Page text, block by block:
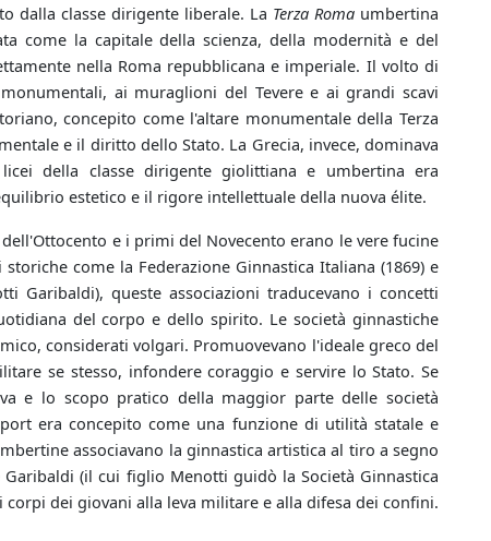
dalla classe dirigente liberale. La Terza Romaumbertina
come la capitale della scienza, della modernità e del
nella Roma repubblicana e imperiale. Il volto di
ai muraglioni del Tevere e ai grandi scavi
concepito come l'altare monumentale della Terza
e il diritto dello Stato. La Grecia, invece, dominava
della classe dirigente giolittiana e umbertina era
estetico e il rigore intellettuale della nuova élite.
e i primi del Novecento erano le vere fucine
come la Federazione Ginnastica Italiana (1869) e
Garibaldi), queste associazioni traducevano i concetti
del corpo e dello spirito. Le società ginnastiche
considerati volgari. Promuovevano l'ideale greco del
se stesso, infondere coraggio e servire lo Stato. Se
e lo scopo pratico della maggior parte delle società
era concepito come una funzione di utilità statale e
associavano la ginnastica artistica al tiro a segno
(il cui figlio Menotti guidò la Società Ginnastica
dei giovani alla leva militare e alla difesa dei confini.